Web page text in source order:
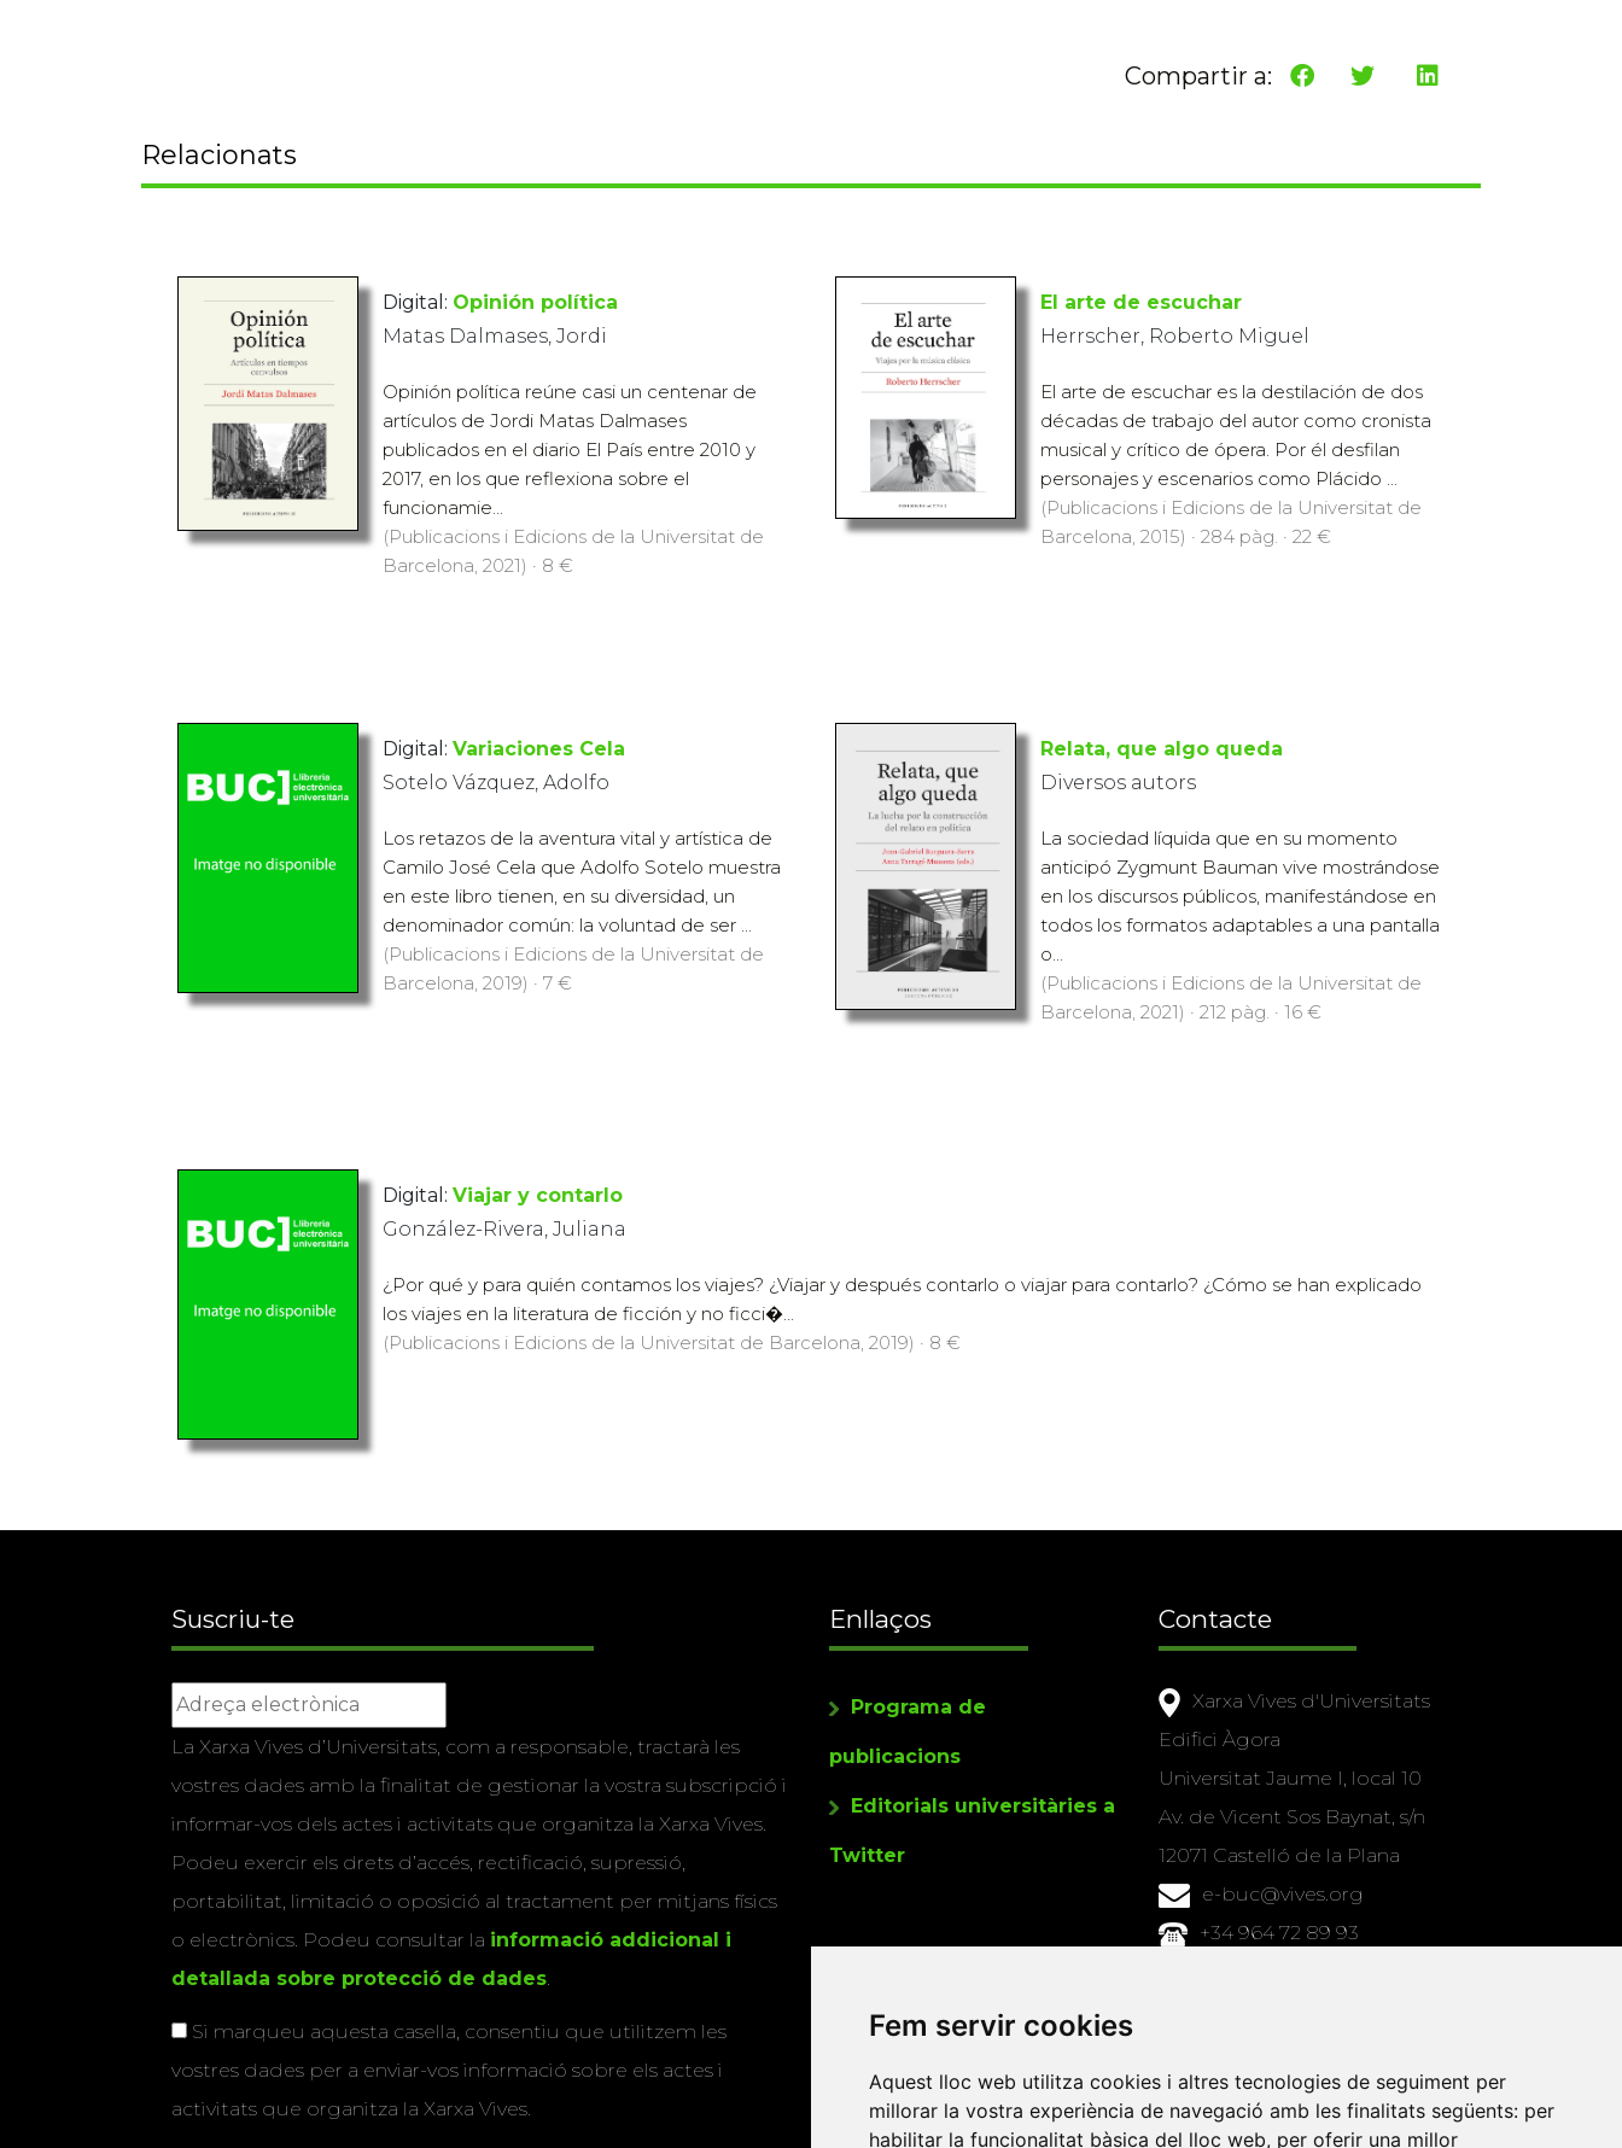
Fem servir cookies
Aquest lloc web utilitza cookies i altres tecnologies de seguiment per
millorar la vostra experiència de navegació amb les finalitats següents: per
habilitar la funcionalitat bàsica del lloc web, per oferir una millor
Compartir a:
Relacionats
Digital: Opinión política
Matas Dalmases, Jordi
Opinión política reúne casi un centenar de
artículos de Jordi Matas Dalmases
publicados en el diario El País entre 2010 y
2017, en los que reflexiona sobre el
funcionamie...
(Publicacions i Edicions de la Universitat de
Barcelona, 2021) · 8 €
El arte de escuchar
Herrscher, Roberto Miguel
El arte de escuchar es la destilación de dos
décadas de trabajo del autor como cronista
musical y crítico de ópera. Por él desfilan
personajes y escenarios como Plácido ...
(Publicacions i Edicions de la Universitat de
Barcelona, 2015) · 284 pàg. · 22 €
Digital: Variaciones Cela
Sotelo Vázquez, Adolfo
Los retazos de la aventura vital y artística de
Camilo José Cela que Adolfo Sotelo muestra
en este libro tienen, en su diversidad, un
denominador común: la voluntad de ser ...
(Publicacions i Edicions de la Universitat de
Barcelona, 2019) · 7 €
Relata, que algo queda
Diversos autors
La sociedad líquida que en su momento
anticipó Zygmunt Bauman vive mostrándose
en los discursos públicos, manifestándose en
todos los formatos adaptables a una pantalla
o...
(Publicacions i Edicions de la Universitat de
Barcelona, 2021) · 212 pàg. · 16 €
Digital: Viajar y contarlo
González-Rivera, Juliana
¿Por qué y para quién contamos los viajes? ¿Viajar y después contarlo o viajar para contarlo? ¿Cómo se han explicado
los viajes en la literatura de ficción y no ficci�...
(Publicacions i Edicions de la Universitat de Barcelona, 2019) · 8 €
Suscriu-te
La Xarxa Vives d’Universitats, com a responsable, tractarà les
vostres dades amb la finalitat de gestionar la vostra subscripció i
informar-vos dels actes i activitats que organitza la Xarxa Vives.
Podeu exercir els drets d’accés, rectificació, supressió,
portabilitat, limitació o oposició al tractament per mitjans físics
o electrònics. Podeu consultar la informació addicional i
detallada sobre protecció de dades.
Si marqueu aquesta casella, consentiu que utilitzem les
vostres dades per a enviar-vos informació sobre els actes i
activitats que organitza la Xarxa Vives.
Enllaços
Programa de
publicacions
Editorials universitàries a
Twitter
Contacte
Xarxa Vives d'Universitats
Edifici Àgora
Universitat Jaume I, local 10
Av. de Vicent Sos Baynat, s/n
12071 Castelló de la Plana
e-buc@vives.org
+34 964 72 89 93